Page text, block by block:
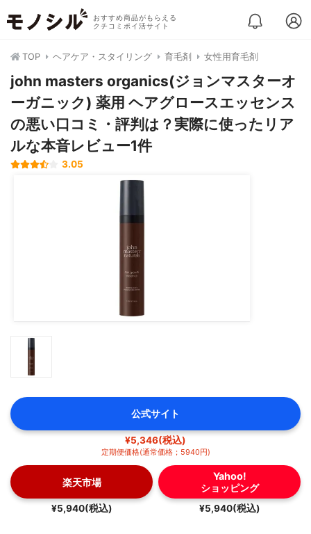
おすすめ商品がもらえる
クチコミポイ活サイト
TOP ヘアケア・スタイリング 育毛剤 女性用育毛剤
john masters organics(ジョンマスターオ
ーガニック) 薬用 ヘアグロースエッセンス
の悪い口コミ・評判は？実際に使ったリア
ルな本音レビュー1件
3.05
公式サイト
¥5,346(税込)
定期便価格(通常価格；5940円)
楽天市場
¥5,940(税込)
Yahoo!
ショッピング
¥5,940(税込)